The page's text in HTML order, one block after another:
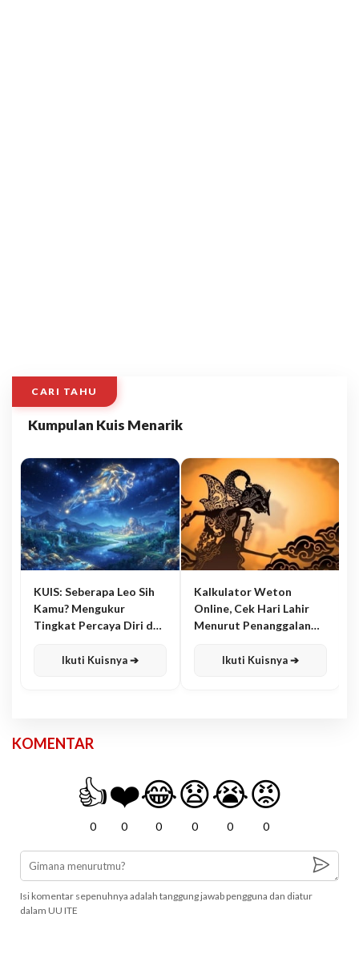
CARI TAHU
Kumpulan Kuis Menarik
KUIS: Seberapa Leo Sih
Kamu? Mengukur
Tingkat Percaya Diri dan
Ikuti Kuisnya ➔
Kalkulator Weton
Online, Cek Hari Lahir
Menurut Penanggalan
Ikuti Kuisnya ➔
KOMENTAR
👍
0
❤️
0
😂
0
😧
0
😭
0
😡
0
Isi komentar sepenuhnya adalah tanggung jawab pengguna dan diatur
dalam UU ITE